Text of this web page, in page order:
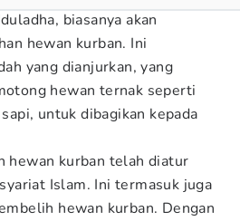
biasanya akan
hewan kurban. Ini
yang dianjurkan, yang
hewan ternak seperti
untuk dibagikan kepada
hewan kurban telah diatur
Islam. Ini termasuk juga
hewan kurban. Dengan